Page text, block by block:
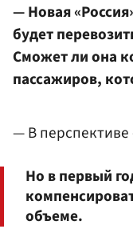
— Новая
будет
Сможет ли она
пассажиров,
— В перспективе
Но в первый
объеме.